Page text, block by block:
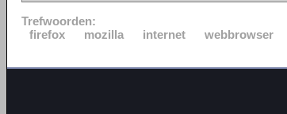
Trefwoorden:
firefox
mozilla internet webbrowser